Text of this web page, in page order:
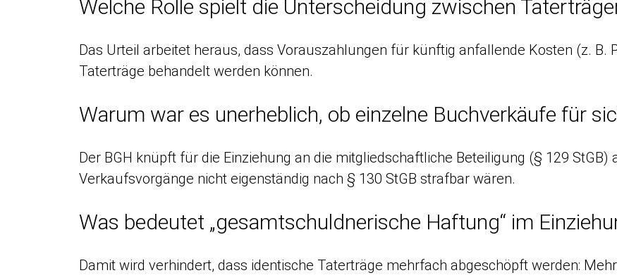
Welche Rolle spielt die Unterscheidung zwischen
Das Urteil arbeitet heraus, dass Vorauszahlungen für künftig anfallende Kosten (z.
Taterträge behandelt werden können.
Warum war es unerheblich, ob einzelne Buchverkäufe für
Der BGH knüpft für die Einziehung an die mitgliedschaftliche Beteiligung (§ 129
Verkaufsvorgänge nicht eigenständig nach § 130 StGB strafbar wären.
Was bedeutet „gesamtschuldnerische Haftung“ im
Damit wird verhindert, dass identische Taterträge mehrfach abgeschöpft werden: